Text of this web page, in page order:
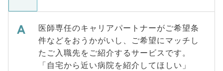
医師専任のキャリアパートナーがご希望条
件などをおうかがいし、ご希望にマッチし
たご入職先をご紹介するサービスです。
「自宅から近い病院を紹介してほしい」